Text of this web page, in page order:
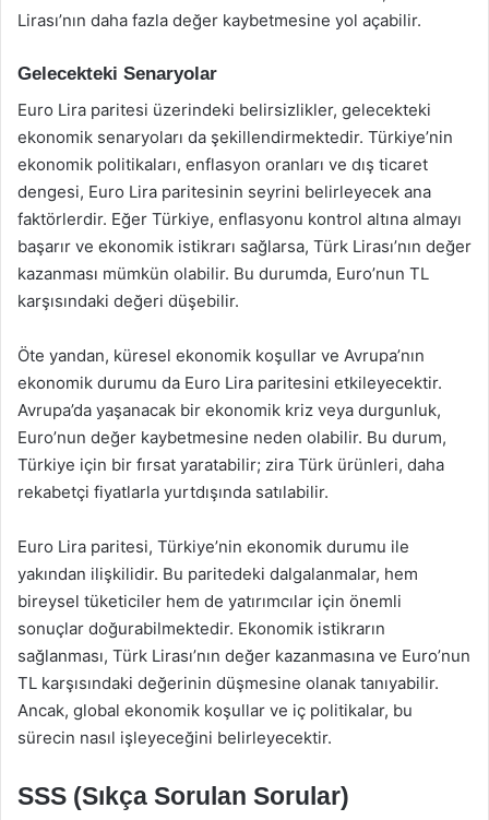
Lirası’nın daha fazla değer kaybetmesine yol açabilir.
Gelecekteki Senaryolar
Euro Lira paritesi üzerindeki belirsizlikler, gelecekteki
ekonomik senaryoları da şekillendirmektedir. Türkiye’nin
ekonomik politikaları, enflasyon oranları ve dış ticaret
dengesi, Euro Lira paritesinin seyrini belirleyecek ana
faktörlerdir. Eğer Türkiye, enflasyonu kontrol altına almayı
başarır ve ekonomik istikrarı sağlarsa, Türk Lirası’nın değer
kazanması mümkün olabilir. Bu durumda, Euro’nun TL
karşısındaki değeri düşebilir.
Öte yandan, küresel ekonomik koşullar ve Avrupa’nın
ekonomik durumu da Euro Lira paritesini etkileyecektir.
Avrupa’da yaşanacak bir ekonomik kriz veya durgunluk,
Euro’nun değer kaybetmesine neden olabilir. Bu durum,
Türkiye için bir fırsat yaratabilir; zira Türk ürünleri, daha
rekabetçi fiyatlarla yurtdışında satılabilir.
Euro Lira paritesi, Türkiye’nin ekonomik durumu ile
yakından ilişkilidir. Bu paritedeki dalgalanmalar, hem
bireysel tüketiciler hem de yatırımcılar için önemli
sonuçlar doğurabilmektedir. Ekonomik istikrarın
sağlanması, Türk Lirası’nın değer kazanmasına ve Euro’nun
TL karşısındaki değerinin düşmesine olanak tanıyabilir.
Ancak, global ekonomik koşullar ve iç politikalar, bu
sürecin nasıl işleyeceğini belirleyecektir.
SSS (Sıkça Sorulan Sorular)